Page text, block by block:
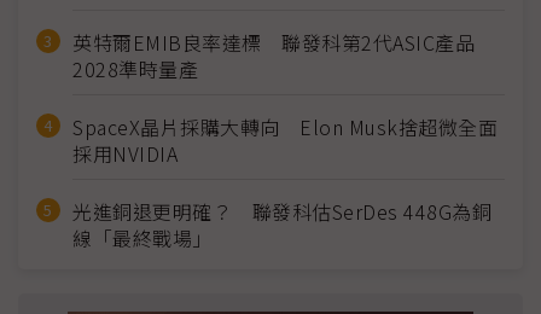
英特爾EMIB良率達標 聯發科第2代ASIC產品
2028準時量產
SpaceX晶片採購大轉向 Elon Musk捨超微全面
採用NVIDIA
光進銅退更明確？ 聯發科估SerDes 448G為銅
線「最終戰場」